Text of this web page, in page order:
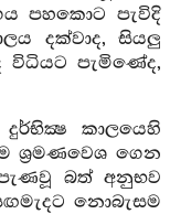
පහකොට පැවිදි
දක්වාද, සියලු
පැමිණේද,
කාලයෙහි
ශ්‍රමණවෙශ ගෙන
බත් අනුභව
නොබැසම